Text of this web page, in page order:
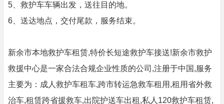
5、救护车车辆出发，送往目的地。
6、送达地点，交付尾款，服务结束。
新余市本地救护车租赁,特价长短途救护车接送!新余市救护
救援中心是一家合法合规企业性质的公司,注册于中国,服务
主要为：成人救护车租车,跨市转运急救车租用,租用省外救
治车,租赁跨省援救车,出院护送车出租,私人120救护车租赁,